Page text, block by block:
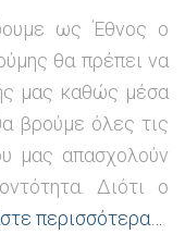
ως Έθνος ο
θα πρέπει να
μας καθώς μέσα
βρούμε όλες τις
μας απασχολούν
Διότι ο
περισσότερα…